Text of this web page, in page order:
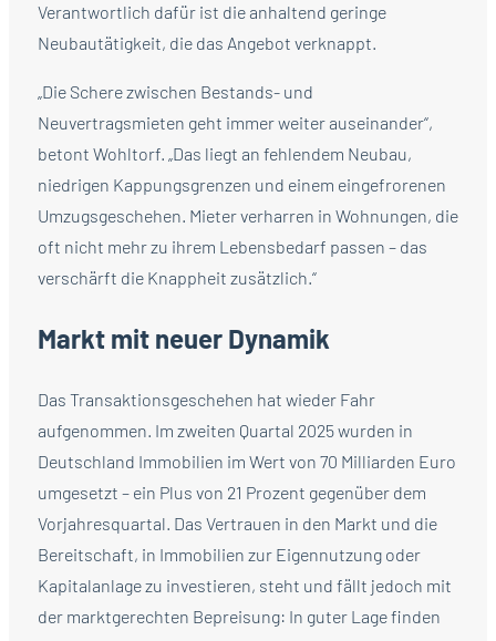
Verantwortlich dafür ist die anhaltend geringe
Neubautätigkeit, die das Angebot verknappt.
„Die Schere zwischen Bestands- und
Neuvertragsmieten geht immer weiter auseinander“,
betont Wohltorf. „Das liegt an fehlendem Neubau,
niedrigen Kappungsgrenzen und einem eingefrorenen
Umzugsgeschehen. Mieter verharren in Wohnungen, die
oft nicht mehr zu ihrem Lebensbedarf passen – das
verschärft die Knappheit zusätzlich.“
Markt mit neuer Dynamik
Das Transaktionsgeschehen hat wieder Fahr
aufgenommen. Im zweiten Quartal 2025 wurden in
Deutschland Immobilien im Wert von 70 Milliarden Euro
umgesetzt – ein Plus von 21 Prozent gegenüber dem
Vorjahresquartal. Das Vertrauen in den Markt und die
Bereitschaft, in Immobilien zur Eigennutzung oder
Kapitalanlage zu investieren, steht und fällt jedoch mit
der marktgerechten Bepreisung: In guter Lage finden